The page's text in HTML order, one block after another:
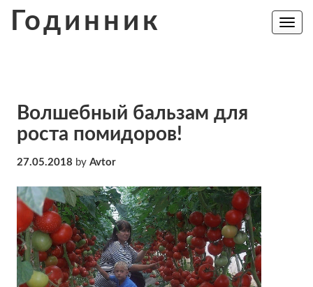
Годинник
Toggle
Волшебный бальзам для
роста помидоров!
27.05.2018 by Avtor